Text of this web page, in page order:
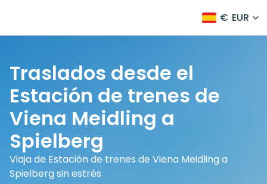
€ EUR
Traslados desde el
Estación de trenes de
Viena Meidling a
Spielberg
Viaja de Estación de trenes de Viena Meidling a
Spielberg sin estrés